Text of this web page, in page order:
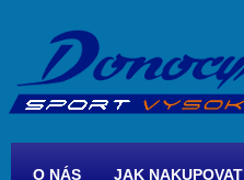
O NÁS JAK NAKUPOVAT